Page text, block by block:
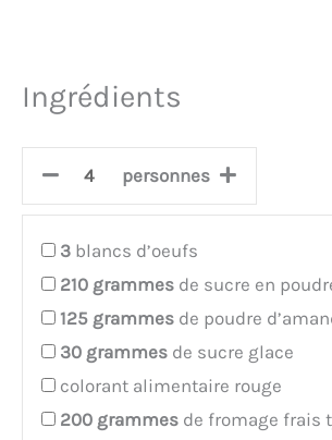
Ingrédients
personnes
3 blancs d’oeufs
210 grammes de sucre en
125 grammes de poudre
30 grammes de sucre glace
colorant alimentaire rouge
200 grammes de fromage frais